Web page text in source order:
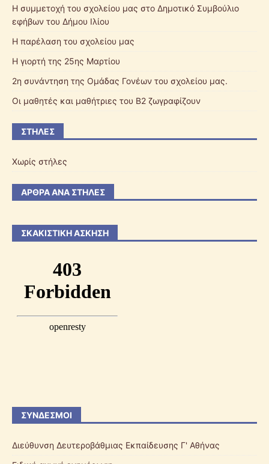
Η συμμετοχή του σχολείου μας στο Δημοτικό Συμβούλιο
εφήβων του Δήμου Ιλίου
Η παρέλαση του σχολείου μας
Η γιορτή της 25ης Μαρτίου
2η συνάντηση της Ομάδας Γονέων του σχολείου μας.
Οι μαθητές και μαθήτριες του Β2 ζωγραφίζουν
ΣΤΉΛΕΣ
Χωρίς στήλες
ΆΡΘΡΑ ΑΝΆ ΣΤΉΛΕΣ
ΣΚΑΚΙΣΤΙΚΉ ΆΣΚΗΣΗ
ΣΎΝΔΕΣΜΟΙ
Διεύθυνση Δευτεροβάθμιας Εκπαίδευσης Γ' Αθήνας